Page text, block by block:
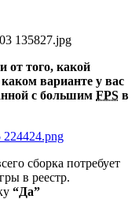
от того, какой
варианте у вас
с большим FPS в
сборка потребует
в реестр.
“Да”